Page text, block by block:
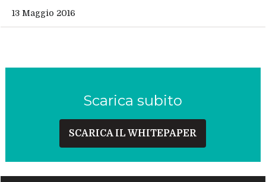
13 Maggio 2016
Scarica subito
SCARICA IL WHITEPAPER